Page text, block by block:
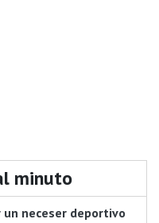
minuto
neceser deportivo